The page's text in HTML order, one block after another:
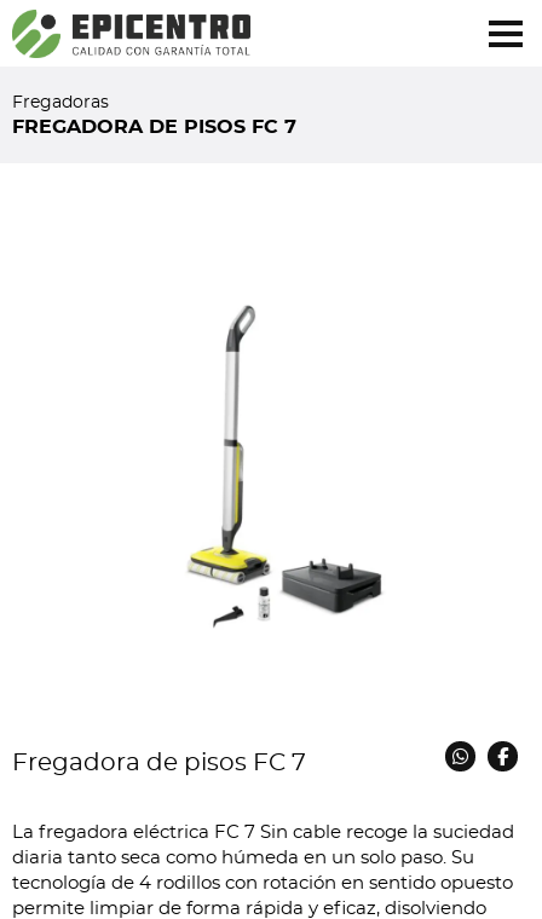
¿Olvidó su contraseña?Regístrese aquí
Fregadoras
FREGADORA DE PISOS FC 7
Fregadora de pisos FC 7
La fregadora eléctrica FC 7 Sin cable recoge la suciedad
diaria tanto seca como húmeda en un solo paso. Su
tecnología de 4 rodillos con rotación en sentido opuesto
permite limpiar de forma rápida y eficaz, disolviendo